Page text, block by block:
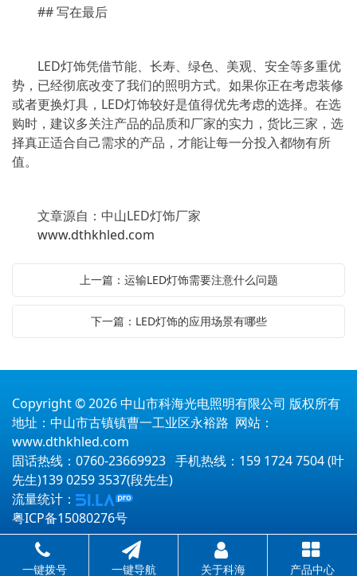
## 写在最后
LED灯饰凭借节能、长寿、绿色、美观、安全等多重优
势，已经彻底改变了我们的照明方式。如果你正在考虑装修
或者更换灯具，LED灯饰较好是值得优先考虑的选择。在选
购时，建议多关注产品的品质和厂家的实力，货比三家，选
择真正适合自己需求的产品，才能让每一分投入都物有所
值。
文章源自：中山LED灯饰厂家
www.dthkhled.com
上一篇：运输LED灯饰需要注意什么问题
下一篇：LED灯饰的应用场景有哪些
Copyright © 2026 中山市科海光电照明有限公司 版权所有
地址：中山市古镇镇曹一工业区永裕路 网站：
www.dthkhled.com
固话热线：0760-23669923 手机热线：159 1724 7504 (叶
先生)139 0259 3537(段先生)
流量统计：
粤ICP备15080276号
一键拨号 一键导航 关于科海 产品中心